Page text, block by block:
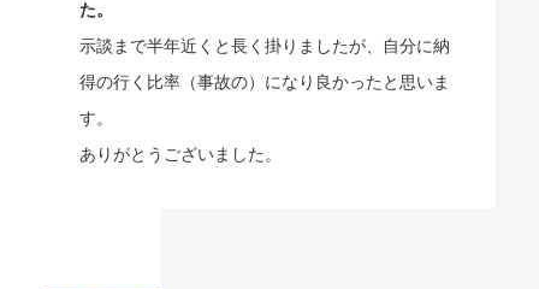
た。
示談まで半年近くと長く掛りましたが、自分に納
得の行く比率（事故の）になり良かったと思いま
す。
ありがとうございました。